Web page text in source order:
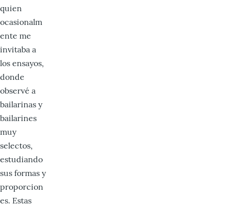
quien
ocasionalm
ente me
invitaba a
los ensayos,
donde
observé a
bailarinas y
bailarines
muy
selectos,
estudiando
sus formas y
proporcion
es. Estas